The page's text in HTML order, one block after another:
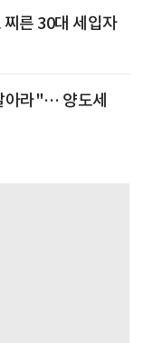
른 30대 세입자
아라"… 양도세